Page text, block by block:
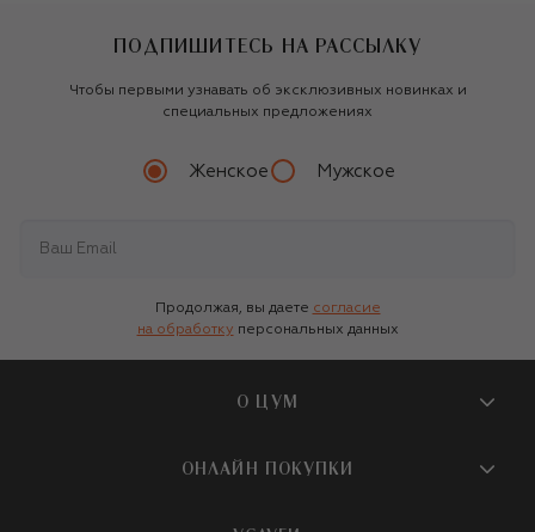
ПОДПИШИТЕСЬ НА РАССЫЛКУ
Чтобы первыми узнавать об эксклюзивных новинках и
специальных предложениях
Женское Мужское
Продолжая, вы даете согласие
на обработку персональных данных
О ЦУМ
О магазине
ОНЛАЙН ПОКУПКИ